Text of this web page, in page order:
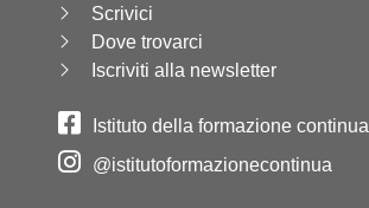
Scrivici
Dove trovarci
Iscriviti alla newsletter
Istituto della formazione continua
@istitutoformazionecontinua